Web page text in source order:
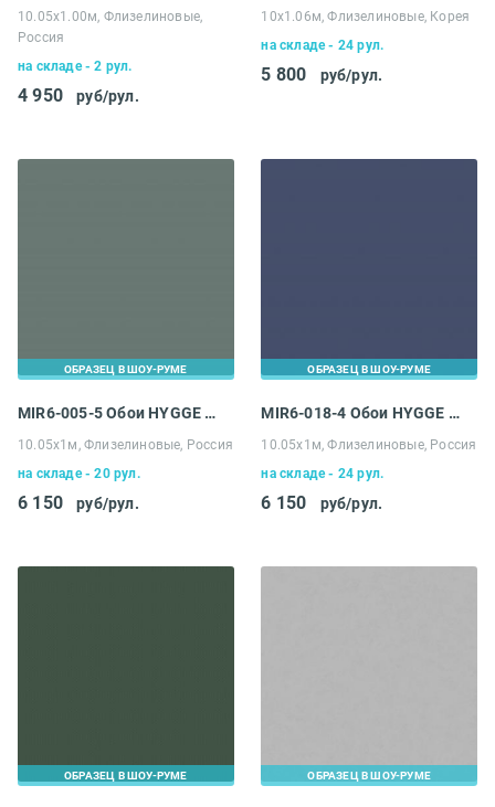
10.05х1.00м, Флизелиновые,
Россия
на складе - 2 рул.
4 950 руб/рул.
10х1.06м, Флизелиновые, Корея
на складе - 24 рул.
5 800 руб/рул.
ОБРАЗЕЦ В ШОУ-РУМЕ
MIR6-005-5 Обои HYGGE Roll Made in Russia
10.05х1м, Флизелиновые, Россия
на складе - 20 рул.
6 150 руб/рул.
ОБРАЗЕЦ В ШОУ-РУМЕ
MIR6-018-4 Обои HYGGE Roll Made in Russia
10.05х1м, Флизелиновые, Россия
на складе - 24 рул.
6 150 руб/рул.
ОБРАЗЕЦ В ШОУ-РУМЕ ОБРАЗЕЦ В ШОУ-РУМЕ